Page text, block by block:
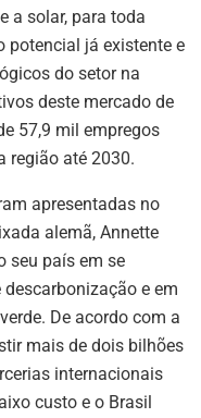
a solar, para toda
potencial já existente e
do setor na
deste mercado de
57,9 mil empregos
região até 2030.
apresentadas no
alemã, Annette
seu país em se
e em
De acordo com a
mais de dois bilhões
internacionais
custo e o Brasil